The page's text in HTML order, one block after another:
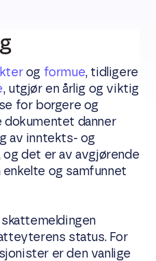
og formue, tidligere
, utgjør en årlig og viktig
for borgere og
danner
av inntekts- og
og det er av avgjørende
og samfunnet
status. For
er den vanlige